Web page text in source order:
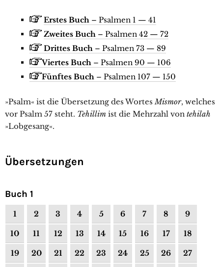
Erstes Buch – Psalmen 1 — 41
Zweites Buch – Psalmen 42 — 72
Drittes Buch – Psalmen 73 — 89
Viertes Buch – Psalmen 90 — 106
Fünftes Buch – Psalmen 107 — 150
»Psalm« ist die Übersetzung des Wortes Mismor, welches
vor Psalm 57 steht. Tehillim ist die Mehrzahl von tehilah
»Lobgesang«.
Übersetzungen
Buch 1
1 2 3 4 5 6 7 8 9
10 11 12 13 14 15 16 17 18
19 20 21 22 23 24 25 26 27